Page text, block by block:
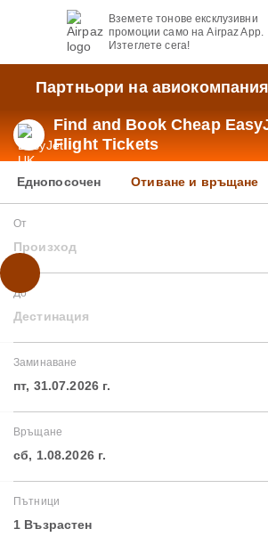
Вземете тонове ексклузивни
промоции само на Airpaz App.
Изтеглете сега!
Партньори на
Find and Book Cheap
Flight Tickets
Еднопосочен Отиване и връщане
От
Произход
До
Дестинация
Заминаване
пт, 31.07.2026 г.
Връщане
сб, 1.08.2026 г.
Пътници
1 Възрастен